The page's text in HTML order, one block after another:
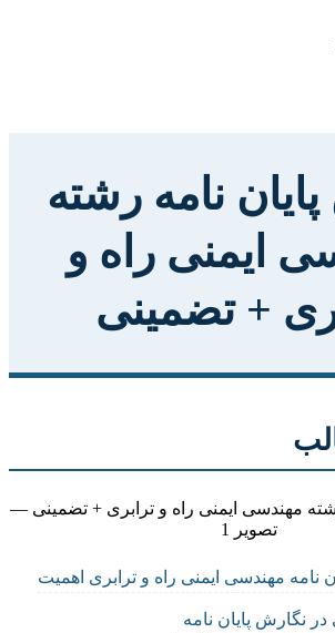
نامه رشته
ایمنی راه و
+ تضمینی
نامه مهندسی ایمنی راه و ترابری اهمیت
نگارش پایان نامه